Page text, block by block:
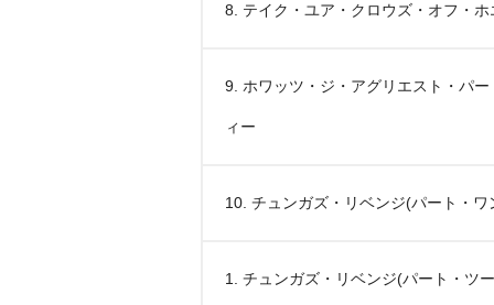
8. テイク・ユア・クロウズ・オフ・
9. ホワッツ・ジ・アグリエスト・パ
ィー
10. チュンガズ・リベンジ(パート・ワ
1. チュンガズ・リベンジ(パート・ツ